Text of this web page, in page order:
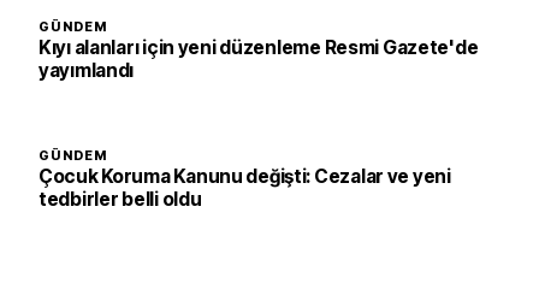
GÜNDEM
Kıyı alanları için yeni düzenleme Resmi Gazete'de
yayımlandı
GÜNDEM
Çocuk Koruma Kanunu değişti: Cezalar ve yeni
tedbirler belli oldu